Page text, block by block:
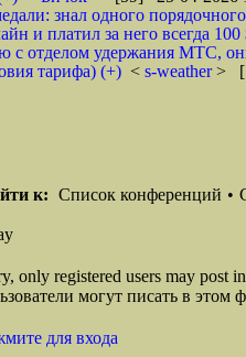
знал одного
и платил за него всегда
с отделом удержания МТС,
тарифа) (+) < s-weather>
к: Список конференций •
only registered users may post
могут писать в этом
для входа